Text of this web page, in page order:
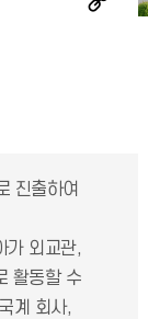
진출하여
가 외교관,
활동할 수
계 회사,